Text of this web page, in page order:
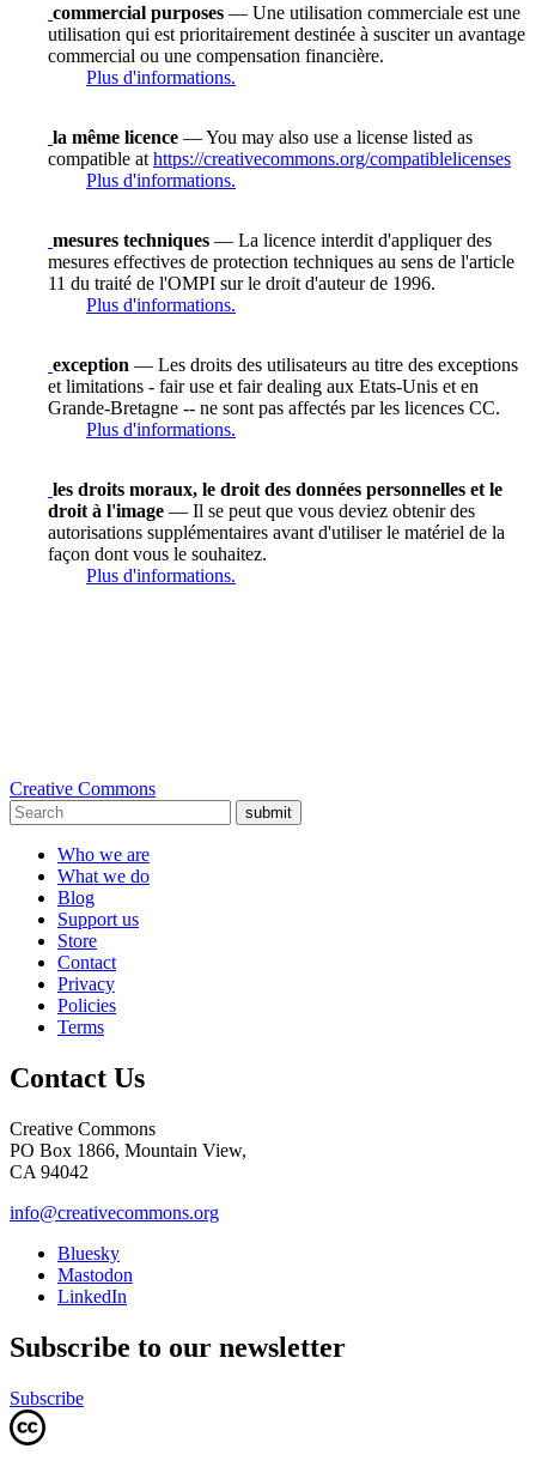
commercial purposes — Une utilisation commerciale est une
utilisation qui est prioritairement destinée à susciter un avantage
commercial ou une compensation financière.
Plus d'informations.
la même licence — You may also use a license listed as
compatible at https://creativecommons.org/compatiblelicenses
Plus d'informations.
mesures techniques — La licence interdit d'appliquer des
mesures effectives de protection techniques au sens de l'article
11 du traité de l'OMPI sur le droit d'auteur de 1996.
Plus d'informations.
exception — Les droits des utilisateurs au titre des exceptions
et limitations - fair use et fair dealing aux Etats-Unis et en
Grande-Bretagne -- ne sont pas affectés par les licences CC.
Plus d'informations.
les droits moraux, le droit des données personnelles et le
droit à l'image — Il se peut que vous deviez obtenir des
autorisations supplémentaires avant d'utiliser le matériel de la
façon dont vous le souhaitez.
Plus d'informations.
Creative Commons
submit
Who we are
What we do
Blog
Support us
Store
Contact
Privacy
Policies
Terms
Contact Us
Creative Commons
PO Box 1866, Mountain View,
CA 94042
info@creativecommons.org
Bluesky
Mastodon
LinkedIn
Subscribe to our newsletter
Subscribe